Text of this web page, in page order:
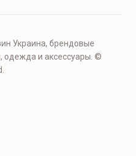
Украина, брендовые
одежда и аксессуары. ©